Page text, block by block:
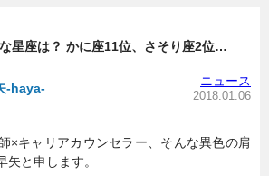
ー 専門家インタビュー
星座は？ かに座11位、さそり座2位…
-haya- ニュース
2018.01.06
×キャリアカウンセラー、そんな異色の肩
と申します。